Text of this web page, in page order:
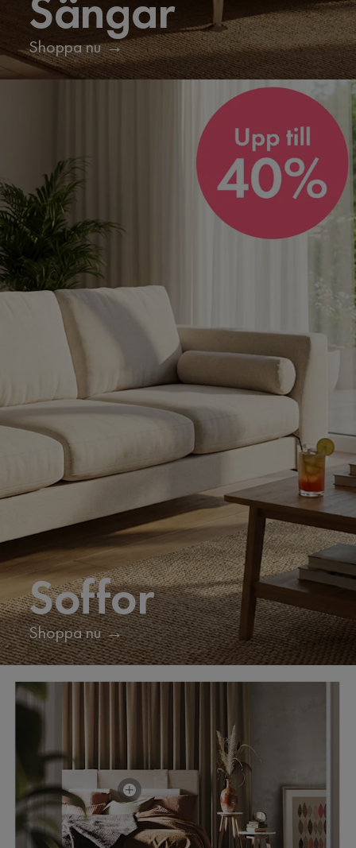
Shoppa nu →
Soffor
Shoppa nu →
11 999 kr